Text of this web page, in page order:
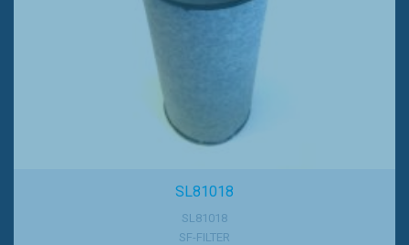
SL81018
SL81018
SF-FILTER